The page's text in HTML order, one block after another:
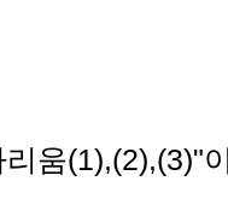
움(1),(2),(3)"